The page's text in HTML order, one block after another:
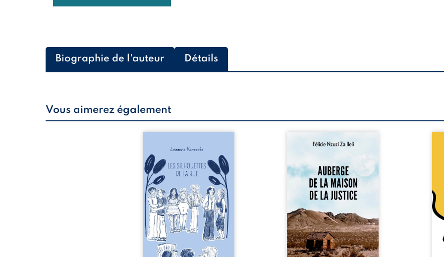
Biographie de l'auteur Détails
Vous aimerez également
donne la parole à six
personnages ordinaires,
traversés par des pensées, des
émotions et des silences qui
pourraient appartenir à
chacun de nous. À travers
leurs parcours, ce roman invite
à porter un regard différent
sur celles et ceux qui nous
entourent, à deviner ce qui se
cache derrière les apparences
et à s’ouvrir au fourmillement
sensible de notre ...
Auberge de la maison de la
parcours exemplaire de Mbala
Zi Nkuaku Lema Félix.
Magistrat intègre, fervent
défenseur des droits humains
et de l’indépendance
judiciaire, il voit sa carrière de
trente-quatre ans brutalement
brisée par une révocation
arbitraire en 2009, plongeant
sa vie dans un chaos matériel
et moral. À ...
le